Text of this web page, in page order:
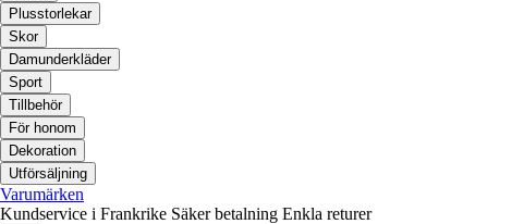
Plusstorlekar
Skor
Damunderkläder
Sport
Tillbehör
För honom
Dekoration
Utförsäljning
Varumärken
Kundservice i Frankrike Säker betalning Enkla returer